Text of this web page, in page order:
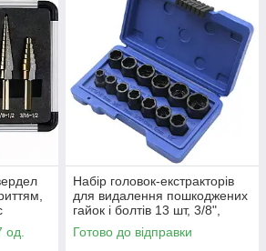
од.
Набір головок-екстракторів
для видалення пошкоджених
гайок і болтів 13 шт, 3/8",
хромомолібденова сталь,
Кейс
Готово до відправки